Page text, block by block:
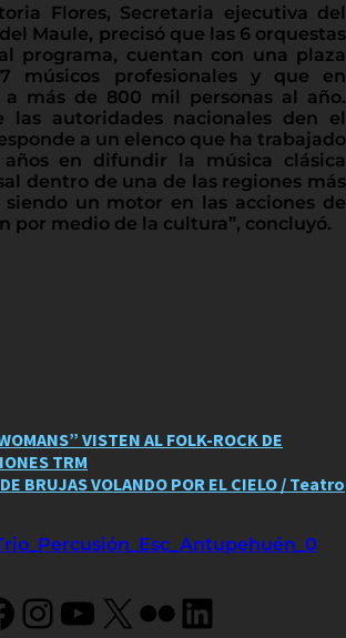
Flores, Secretaria ejecutiva del
Maule, precisó que las 6 orquestas
programa, cuentan con una plaza
músicos profesionales y que en
más de 800 mil personas al año.
las autoridades nacionales den el
a un elenco que ha trabajado
en difundir la música clásica
dentro de una de las regiones más
siendo un motor en las acciones de
por medio de la cultura”, concluyó.
VISTEN AL FOLK-ROCK DE
TRM
BRUJAS VOLANDO POR EL CIELO / Teatro
Instagram
YouTube
X FlickrLinkedIn